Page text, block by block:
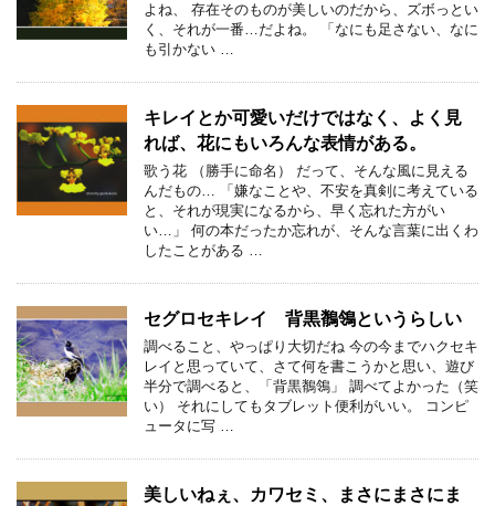
よね、 存在そのものが美しいのだから、ズボっとい
く、それが一番…だよね。 「なにも足さない、なに
も引かない …
キレイとか可愛いだけではなく、よく見
れば、花にもいろんな表情がある。
歌う花 （勝手に命名） だって、そんな風に見える
んだもの… 「嫌なことや、不安を真剣に考えている
と、それが現実になるから、早く忘れた方がい
い…」 何の本だったか忘れが、そんな言葉に出くわ
したことがある …
セグロセキレイ 背黒鶺鴒というらしい
調べること、やっぱり大切だね 今の今までハクセキ
レイと思っていて、さて何を書こうかと思い、遊び
半分で調べると、「背黒鶺鴒」 調べてよかった（笑
い） それにしてもタブレット便利がいい。 コンピ
ュータに写 …
美しいねぇ、カワセミ、まさにまさにま